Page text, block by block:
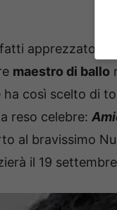
apprezzato
maestro di ballo
ha così scelto di
reso celebre:
al bravissimo
il 19